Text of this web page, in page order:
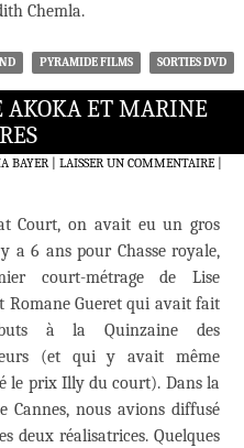
Chemla.
PYRAMIDE FILMS SORTIES DVD
AKOKA ET MARINE
BAYER LAISSER UN COMMENTAIRE|
Court, on avait eu un gros
a 6 ans pour Chasse royale,
court-métrage de Lise
Romane Gueret qui avait fait
à la Quinzaine des
(et qui y avait même
le prix Illy du court). Dans la
Cannes, nous avions diffusé
deux réalisatrices. Quelques